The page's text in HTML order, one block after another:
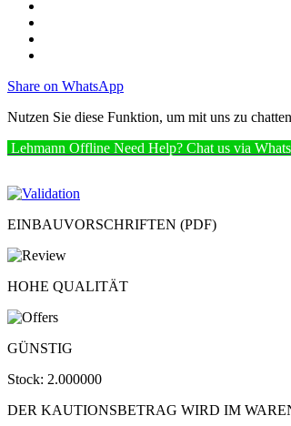
Share on WhatsApp
Nutzen Sie diese Funktion, um mit uns zu
Lehmann Offline Need Help? Chat us via
EINBAUVORSCHRIFTEN (PDF)
HOHE QUALITÄT
GÜNSTIG
Stock: 2.000000
DER KAUTIONSBETRAG WIRD IM